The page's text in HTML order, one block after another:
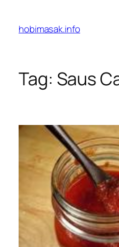
content
hobimasak.info
Tag: Saus